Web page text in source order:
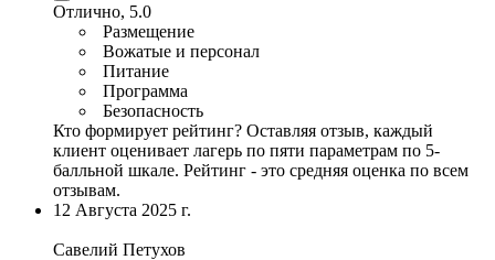
Отлично, 5.0
Размещение
Вожатые и персонал
Питание
Программа
Безопасность
Кто формирует рейтинг? Оставляя отзыв, каждый
клиент оценивает лагерь по пяти параметрам по 5-
балльной шкале. Рейтинг - это средняя оценка по всем
отзывам.
12 Августа 2025 г.
Савелий Петухов